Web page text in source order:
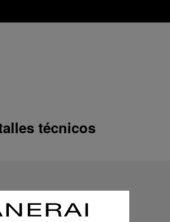
técnicos